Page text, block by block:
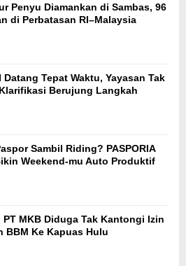
Penyu Diamankan di Sambas, 96
di Perbatasan RI–Malaysia
Datang Tepat Waktu, Yayasan Tak
Berujung Langkah
Sambil Riding? PASPORIA
Weekend-mu Auto Produktif
PT MKB Diduga Tak Kantongi Izin
BBM Ke Kapuas Hulu